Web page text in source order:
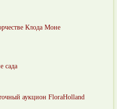
Клода Моне
сада
аукцион FloraHolland